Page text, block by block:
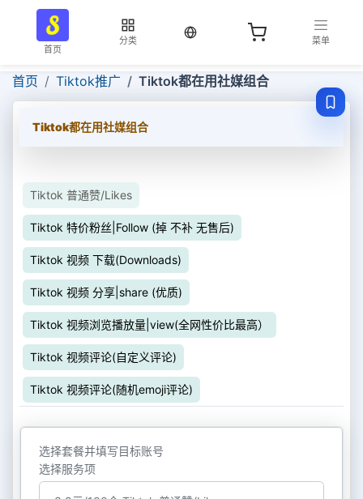
首页
分类
当前语言：中文
菜单
首页 Tiktok推广 Tiktok都在用社媒组合
Tiktok都在用社媒组合
Tiktok 普通赞/Likes
Tiktok 特价粉丝|Follow (掉 不补 无售后)
Tiktok 视频 下载(Downloads)
Tiktok 视频 分享|share (优质)
Tiktok 视频浏览播放量|view(全网性价比最高）
Tiktok 视频评论(自定义评论)
Tiktok 视频评论(随机emoji评论)
选择套餐并填写目标账号
选择服务项